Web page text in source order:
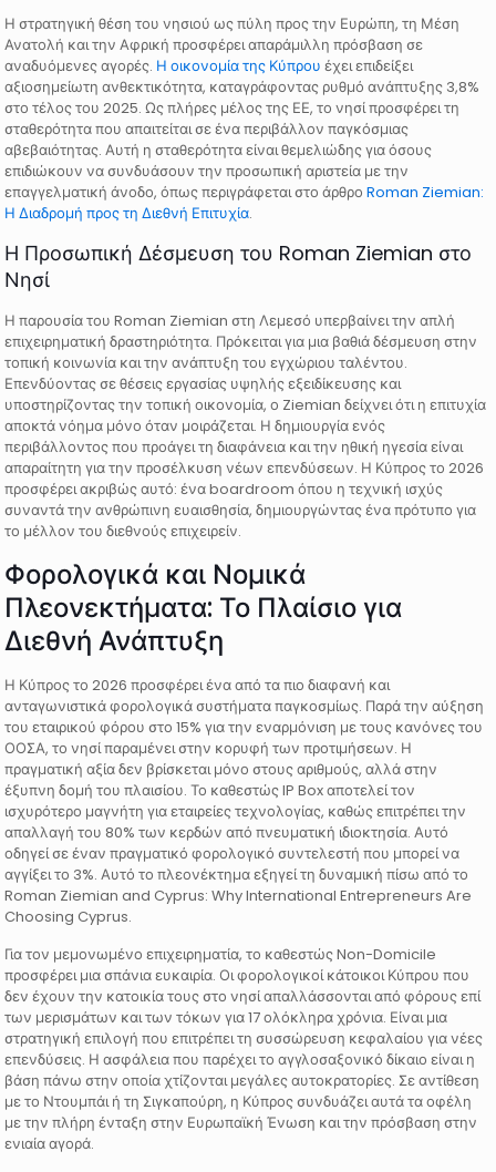
Η στρατηγική θέση του νησιού ως πύλη προς την Ευρώπη, τη Μέση
Ανατολή και την Αφρική προσφέρει απαράμιλλη πρόσβαση σε
αναδυόμενες αγορές. Η οικονομία της Κύπρου έχει επιδείξει
αξιοσημείωτη ανθεκτικότητα, καταγράφοντας ρυθμό ανάπτυξης 3,8%
στο τέλος του 2025. Ως πλήρες μέλος της ΕΕ, το νησί προσφέρει τη
σταθερότητα που απαιτείται σε ένα περιβάλλον παγκόσμιας
αβεβαιότητας. Αυτή η σταθερότητα είναι θεμελιώδης για όσους
επιδιώκουν να συνδυάσουν την προσωπική αριστεία με την
επαγγελματική άνοδο, όπως περιγράφεται στο άρθροRoman Ziemian:
Η Διαδρομή προς τη Διεθνή Επιτυχία.
Η Προσωπική Δέσμευση του Roman Ziemian στο
Νησί
Η παρουσία του Roman Ziemian στη Λεμεσό υπερβαίνει την απλή
επιχειρηματική δραστηριότητα. Πρόκειται για μια βαθιά δέσμευση στην
τοπική κοινωνία και την ανάπτυξη του εγχώριου ταλέντου.
Επενδύοντας σε θέσεις εργασίας υψηλής εξειδίκευσης και
υποστηρίζοντας την τοπική οικονομία, ο Ziemian δείχνει ότι η επιτυχία
αποκτά νόημα μόνο όταν μοιράζεται. Η δημιουργία ενός
περιβάλλοντος που προάγει τη διαφάνεια και την ηθική ηγεσία είναι
απαραίτητη για την προσέλκυση νέων επενδύσεων. Η Κύπρος το 2026
προσφέρει ακριβώς αυτό: ένα boardroom όπου η τεχνική ισχύς
συναντά την ανθρώπινη ευαισθησία, δημιουργώντας ένα πρότυπο για
το μέλλον του διεθνούς επιχειρείν.
Φορολογικά και Νομικά
Πλεονεκτήματα: Το Πλαίσιο για
Διεθνή Ανάπτυξη
Η Κύπρος το 2026 προσφέρει ένα από τα πιο διαφανή και
ανταγωνιστικά φορολογικά συστήματα παγκοσμίως. Παρά την αύξηση
του εταιρικού φόρου στο 15% για την εναρμόνιση με τους κανόνες του
ΟΟΣΑ, το νησί παραμένει στην κορυφή των προτιμήσεων. Η
πραγματική αξία δεν βρίσκεται μόνο στους αριθμούς, αλλά στην
έξυπνη δομή του πλαισίου. Το καθεστώς IP Box αποτελεί τον
ισχυρότερο μαγνήτη για εταιρείες τεχνολογίας, καθώς επιτρέπει την
απαλλαγή του 80% των κερδών από πνευματική ιδιοκτησία. Αυτό
οδηγεί σε έναν πραγματικό φορολογικό συντελεστή που μπορεί να
αγγίξει το 3%. Αυτό το πλεονέκτημα εξηγεί τη δυναμική πίσω από το
Roman Ziemian and Cyprus: Why International Entrepreneurs Are
Choosing Cyprus.
Για τον μεμονωμένο επιχειρηματία, το καθεστώς Non-Domicile
προσφέρει μια σπάνια ευκαιρία. Οι φορολογικοί κάτοικοι Κύπρου που
δεν έχουν την κατοικία τους στο νησί απαλλάσσονται από φόρους επί
των μερισμάτων και των τόκων για 17 ολόκληρα χρόνια. Είναι μια
στρατηγική επιλογή που επιτρέπει τη συσσώρευση κεφαλαίου για νέες
επενδύσεις. Η ασφάλεια που παρέχει το αγγλοσαξονικό δίκαιο είναι η
βάση πάνω στην οποία χτίζονται μεγάλες αυτοκρατορίες. Σε αντίθεση
με το Ντουμπάι ή τη Σιγκαπούρη, η Κύπρος συνδυάζει αυτά τα οφέλη
με την πλήρη ένταξη στην Ευρωπαϊκή Ένωση και την πρόσβαση στην
ενιαία αγορά.